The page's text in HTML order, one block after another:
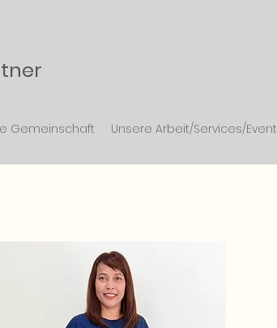
Gemeinschaft Unsere Arbeit/Services/Event